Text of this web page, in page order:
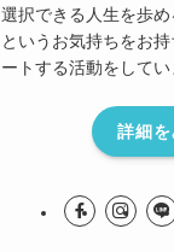
選択できる人生を歩め
というお気持ちをお
ートする活動をしてい
詳細を